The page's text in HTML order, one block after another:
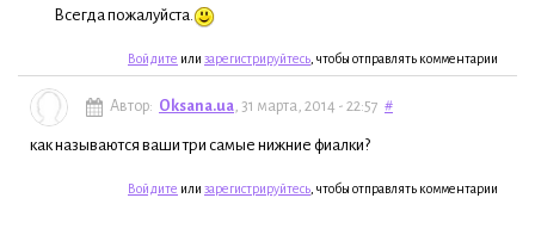
Всегда пожалуйста.
Войдите или зарегистрируйтесь , чтобы отправлять комментарии
Автор: Oksana.ua, 31 марта, 2014 - 22:57 #
как называются ваши три самые нижние фиалки?
Войдите или зарегистрируйтесь , чтобы отправлять комментарии